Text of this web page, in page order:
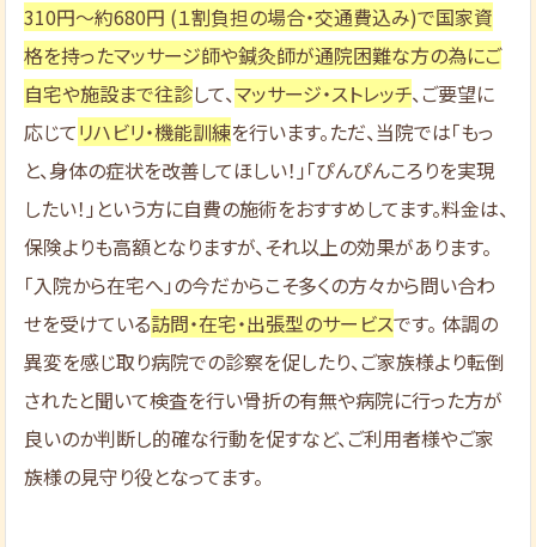
310円～約680円 (１割負担の場合・交通費込み)で国家資
格を持ったマッサージ師や鍼灸師が通院困難な方の為にご
自宅や施設まで往診して、マッサージ・ストレッチ、ご要望に
応じてリハビリ・機能訓練を行います。ただ、当院では「もっ
と、身体の症状を改善してほしい！」「ぴんぴんころりを実現
したい！」という方に自費の施術をおすすめしてます。料金は、
保険よりも高額となりますが、それ以上の効果があります。
「入院から在宅へ」の今だからこそ多くの方々から問い合わ
せを受けている訪問・在宅・出張型のサービスです。 体調の
異変を感じ取り病院での診察を促したり、ご家族様より転倒
されたと聞いて検査を行い骨折の有無や病院に行った方が
良いのか判断し的確な行動を促すなど、ご利用者様やご家
族様の見守り役となってます。